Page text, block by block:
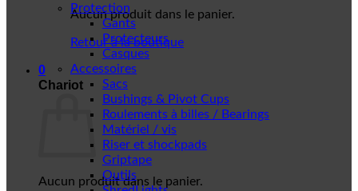
Aucun produit dans le panier.
Retour à la boutique
0
Chariot
Aucun produit dans le panier.
Protection
Gants
Protecteurs
Casques
Accessoires
Sacs
Bushings & Pivot Cups
Roulements à billes / Bearings
Matériel / vis
Riser et shockpads
Griptape
Outils